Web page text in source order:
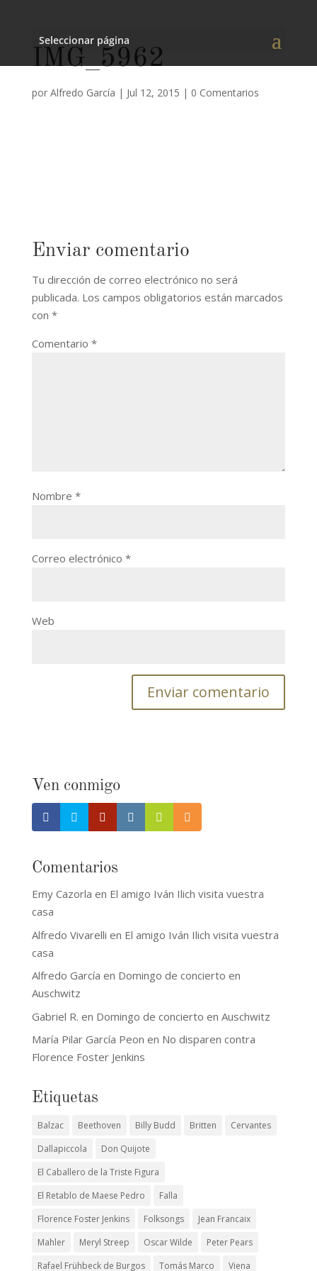
Seleccionar página
IMG_5962
por Alfredo García | Jul 12, 2015 | 0 Comentarios
Enviar comentario
Tu dirección de correo electrónico no será
publicada. Los campos obligatorios están marcados
con *
Comentario *
Nombre *
Correo electrónico *
Web
Ven conmigo
Comentarios
Emy Cazorla en El amigo Iván Ilich visita vuestra
casa
Alfredo Vivarelli en El amigo Iván Ilich visita vuestra
casa
Alfredo García en Domingo de concierto en
Auschwitz
Gabriel R. en Domingo de concierto en Auschwitz
María Pilar García Peon en No disparen contra
Florence Foster Jenkins
Etiquetas
Balzac Beethoven Billy Budd Britten
Cervantes
Dallapiccola
Don Quijote
El Caballero de la Triste Figura
El Retablo de Maese Pedro
Falla
Florence Foster Jenkins
Folksongs
Jean Francaix
Mahler
Meryl Streep Oscar Wilde
Peter Pears
Rafael Frühbeck de Burgos
Tomás Marco Viena